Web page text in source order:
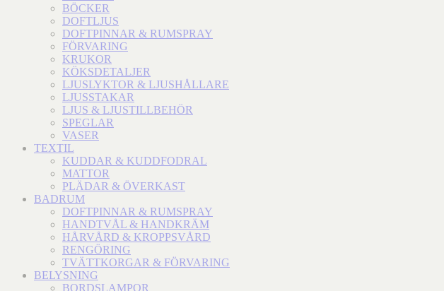
BÖCKER
DOFTLJUS
DOFTPINNAR & RUMSPRAY
FÖRVARING
KRUKOR
KÖKSDETALJER
LJUSLYKTOR & LJUSHÅLLARE
LJUSSTAKAR
LJUS & LJUSTILLBEHÖR
SPEGLAR
VASER
TEXTIL
KUDDAR & KUDDFODRAL
MATTOR
PLÄDAR & ÖVERKAST
BADRUM
DOFTPINNAR & RUMSPRAY
HANDTVÅL & HANDKRÄM
HÅRVÅRD & KROPPSVÅRD
RENGÖRING
TVÄTTKORGAR & FÖRVARING
BELYSNING
BORDSLAMPOR